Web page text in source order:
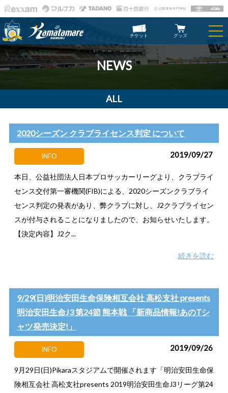
チケット グッズ
NEWS
ALL
2020シーズン クラブライセンス判定 について
INFO 2019/09/27
本日、公益社団法人日本プロサッカーリーグより、クラブライ
センス交付第一審機関(FIB)による、2020シーズンクラブライ
センス判定の発表があり、弊クラブに対し、J2クラブライセン
スが付与されることになりましたので、お知らせいたします。
【決定内容】J2ク...
続きを読む
9/29(日)明治安田生命保険相互会社 高松支社 presents
明治安田生命J3 第24節 熊本戦 「新商品情報!あのTシ
ャツ発売決定!」
INFO 2019/09/26
9月29日(日)Pikaraスタジアムで開催されます「明治安田生命保
険相互会社 高松支社presents 2019明治安田生命J3リーグ第24